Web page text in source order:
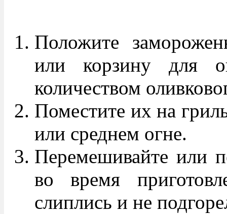
Положите
или корзину для
количеством
Поместите их на
или среднем огне.
Перемешивайте или
во время
слиплись и не